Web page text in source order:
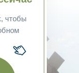
чтобы